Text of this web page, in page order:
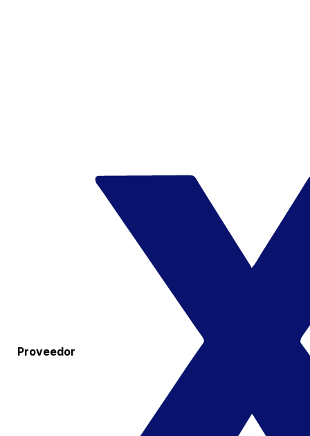
Proveedor